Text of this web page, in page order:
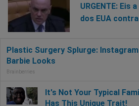
URGENTE: Eis
dos EUA